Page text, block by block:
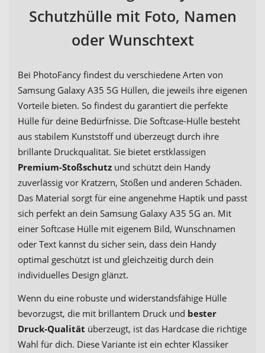
Schutzhülle mit Foto, Namen
oder Wunschtext
Bei PhotoFancy findest du verschiedene Arten von
Samsung Galaxy A35 5G Hüllen, die jeweils ihre eigenen
Vorteile bieten. So findest du garantiert die perfekte
Hülle für deine Bedürfnisse. Die Softcase-Hülle besteht
aus stabilem Kunststoff und überzeugt durch ihre
brillante Druckqualität. Sie bietet erstklassigen
Premium-Stoßschutz und schützt dein Handy
zuverlässig vor Kratzern, Stößen und anderen Schäden.
Das Material sorgt für eine angenehme Haptik und passt
sich perfekt an dein Samsung Galaxy A35 5G an. Mit
einer Softcase Hülle mit eigenem Bild, Wunschnamen
oder Text kannst du sicher sein, dass dein Handy
optimal geschützt ist und gleichzeitig durch dein
individuelles Design glänzt.
Wenn du eine robuste und widerstandsfähige Hülle
bevorzugst, die mit brillantem Druck und bester
Druck-Qualität überzeugt, ist das Hardcase die richtige
Wahl für dich. Diese Variante ist ein echter Klassiker